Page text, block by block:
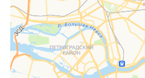
Popup Content